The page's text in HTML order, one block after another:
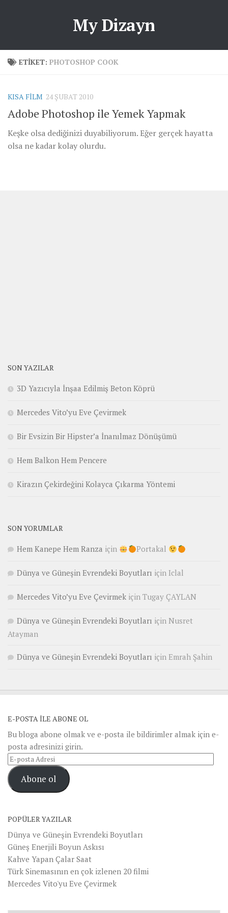
My Dizayn
ETIKET: PHOTOSHOP COOK
KISA FILM 24 ŞUBAT 2010
Adobe Photoshop ile Yemek Yapmak
Keşke olsa dediğinizi duyabiliyorum. Eğer gerçek hayatta
olsa ne kadar kolay olurdu.
SON YAZILAR
3D Yazıcıyla İnşaa Edilmiş Beton Köprü
Mercedes Vito’yu Eve Çevirmek
Bir Evsizin Bir Hipster’a İnanılmaz Dönüşümü
Hem Balkon Hem Pencere
Kirazın Çekirdeğini Kolayca Çıkarma Yöntemi
SON YORUMLAR
Hem Kanepe Hem Ranza için Portakal
Dünya ve Güneşin Evrendeki Boyutları için Iclal
Mercedes Vito’yu Eve Çevirmek için Tugay ÇAYLAN
Dünya ve Güneşin Evrendeki Boyutları için Nusret
Atayman
Dünya ve Güneşin Evrendeki Boyutları için Emrah Şahin
E-POSTA ILE ABONE OL
Bu bloga abone olmak ve e-posta ile bildirimler almak için e-
posta adresinizi girin.
E-
posta
AdresiAbone ol
POPÜLER YAZILAR
Dünya ve Güneşin Evrendeki Boyutları
Güneş Enerjili Boyun Askısı
Kahve Yapan Çalar Saat
Türk Sinemasının en çok izlenen 20 filmi
Mercedes Vito'yu Eve Çevirmek